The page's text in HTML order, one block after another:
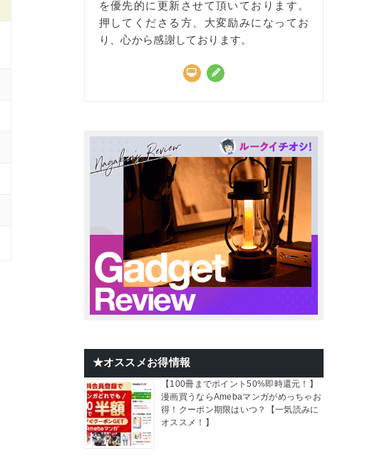
を優先的に更新させて頂いております。
押してくださる方、大変励みになってお
り、心から感謝しております。
★オススメお得情報
【100冊までポイント50%即時還元！】
漫画買うならAmebaマンガがめっちゃお
得！クーポン期限はいつ？【一気読みに
オススメ！】